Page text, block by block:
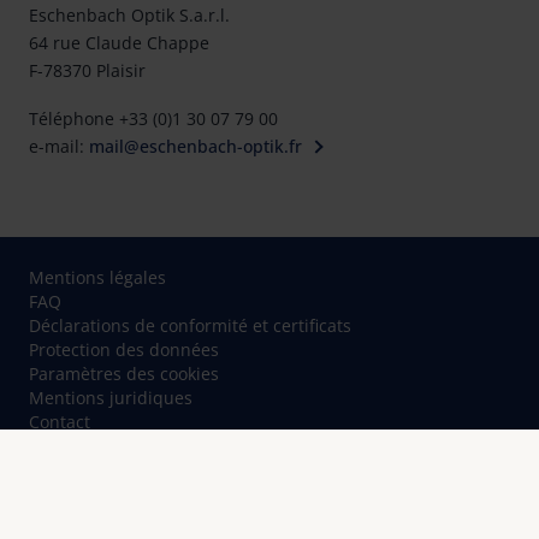
Eschenbach Optik S.a.r.l.
64 rue Claude Chappe
F-78370 Plaisir
Téléphone +33 (0)1 30 07 79 00
e-mail: mail@eschenbach-optik.fr
Mentions légales
FAQ
Déclarations de conformité et certificats
Protection des données
Paramètres des cookies
Mentions juridiques
Contact